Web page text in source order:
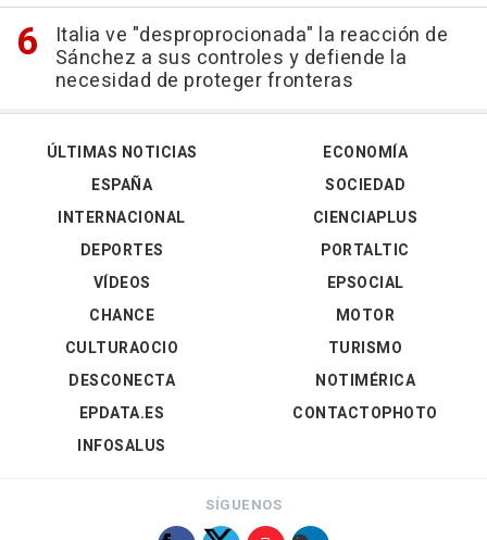
Italia ve "desproprocionada" la reacción de
Sánchez a sus controles y defiende la
necesidad de proteger fronteras
ÚLTIMAS NOTICIAS
ESPAÑA
INTERNACIONAL
DEPORTES
VÍDEOS
ECONOMÍA
SOCIEDAD
CIENCIAPLUS
PORTALTIC
EPSOCIAL
CHANCE
CULTURAOCIO
DESCONECTA
EPDATA.ES
INFOSALUS
MOTOR
TURISMO
NOTIMÉRICA
CONTACTOPHOTO
SÍGUENOS